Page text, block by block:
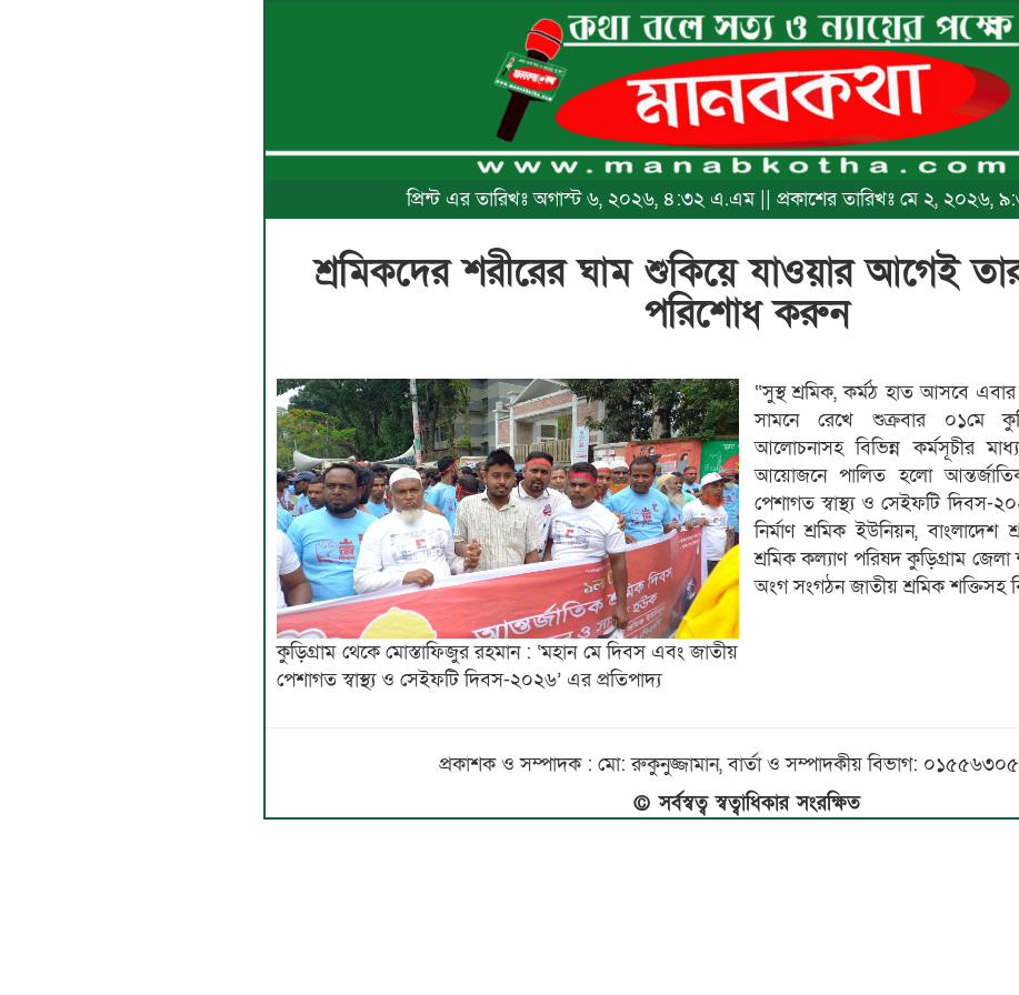
প্রিন্ট এর তারিখঃ অগাস্ট ৬, ২০২৬, ৪:৩২ এ.এম || প্রকাশের তারিখঃ মে ২, ২০২৬,
শ্রমিকদের শরীরের ঘাম শুকিয়ে যাওয়ার আগেই তার
পরিশোধ করুন
কুড়িগ্রাম থেকে মোস্তাফিজুর রহমান : ‘মহান মে দিবস এবং জাতীয়
পেশাগত স্বাস্থ্য ও সেইফটি দিবস-২০২৬’ এর প্রতিপাদ্য
“সুস্থ শ্রমিক, কর্মঠ হাত আসবে
সামনে রেখে শুক্রবার ০১মে
আলোচনাসহ বিভিন্ন কর্মসূচীর
আয়োজনে পালিত হলো
পেশাগত স্বাস্থ্য ও সেইফটি দিবস-
নির্মাণ শ্রমিক ইউনিয়ন,
শ্রমিক কল্যাণ পরিষদ কুড়িগ্রাম জেলা
অংগ সংগঠন জাতীয় শ্রমিক শক্তিসহ
প্রকাশক ও সম্পাদক : মো: রুকুনুজ্জামান, বার্তা ও সম্পাদকীয় বিভাগ:
© সর্বস্বত্ব স্বত্বাধিকার সংরক্ষিত